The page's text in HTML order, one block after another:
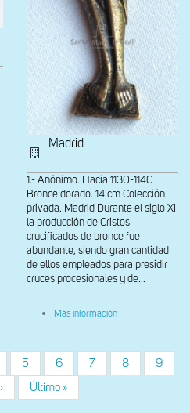
Madrid
1.- Anónimo. Hacia 1130-1140
Bronce dorado. 14 cm Colección
privada. Madrid Durante el siglo XII
la producción de Cristos
crucificados de bronce fue
abundante, siendo gran cantidad
de ellos empleados para presidir
cruces procesionales y de...
Más información
detalle
Página
5 Página
6 Página
7 Página
8 Página
9
Última
página
Último »